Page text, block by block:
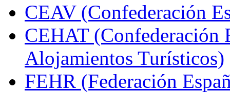
CEAV (Confederación
CEHAT (Confederación
Alojamientos Turísticos)
FEHR (Federación